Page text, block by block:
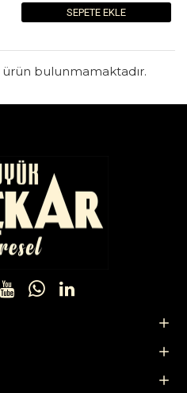
SEPETE EKLE
bulunmamaktadır.